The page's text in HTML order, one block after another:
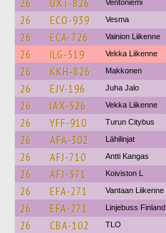
26 UXT-826 Ventoniemi
26 ECO-939 Vesma
26 ECA-726 Vainion Liikenne
26 ILG-519 Vekka Liikenne
26 KKH-826 Makkonen
26 EJV-196 Juha Jalo
26 IAX-526 Vekka Liikenne
26 YFF-910 Turun Citybus
26 AFA-302 Lähilinjat
26 AFJ-710 Antti Kangas
26 AFJ-371 Koiviston L
26 EFA-271 Vantaan Liikenne
26 EFA-271 Linjebuss Finland
26 CBA-102 TLO